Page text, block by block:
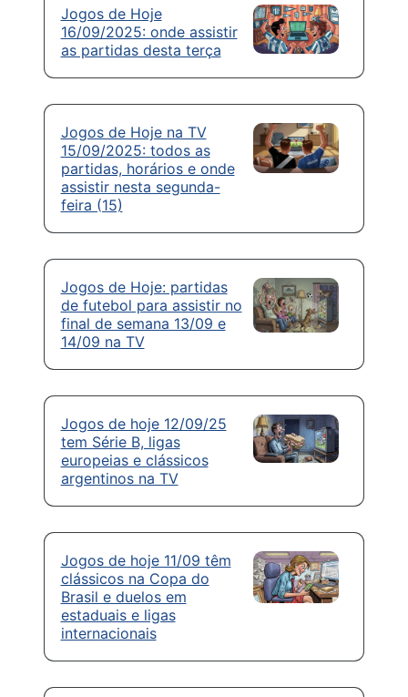
Jogos de Hoje
16/09/2025: onde assistir
as partidas desta terça
Jogos de Hoje na TV
15/09/2025: todos as
partidas, horários e onde
assistir nesta segunda-
feira (15)
Jogos de Hoje: partidas
de futebol para assistir no
final de semana 13/09 e
14/09 na TV
Jogos de hoje 12/09/25
tem Série B, ligas
europeias e clássicos
argentinos na TV
Jogos de hoje 11/09 têm
clássicos na Copa do
Brasil e duelos em
estaduais e ligas
internacionais